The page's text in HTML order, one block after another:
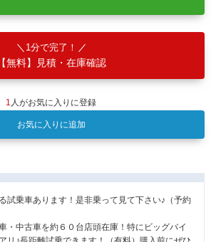
1分で完了！
【無料】見積・在庫確認
1 人がお気に入りに登録
お気に入りに追加
試乗車あります！是非乗って見て下さい♪（予約
・中古車を約６０台店頭在庫！特にビッグバイ